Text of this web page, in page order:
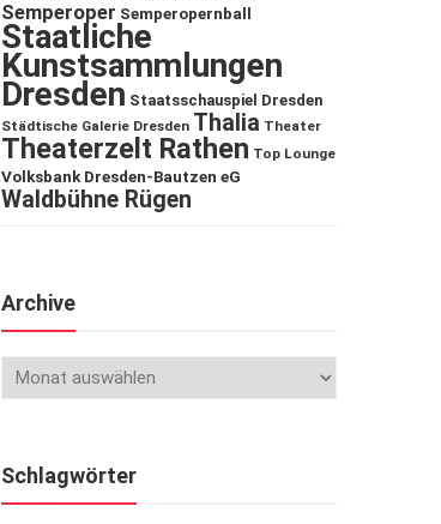
Semperoper Semperopernball
Staatliche
Kunstsammlungen
Dresden Staatsschauspiel Dresden
Städtische Galerie Dresden Thalia Theater
Theaterzelt Rathen Top Lounge
Volksbank Dresden-Bautzen eG
Waldbühne Rügen
Archive
Schlagwörter